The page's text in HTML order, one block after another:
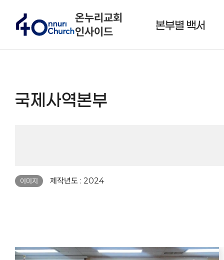
온누리교회
인사이드
본부별 백서
국제사역본부
이미지 제작년도 : 2024